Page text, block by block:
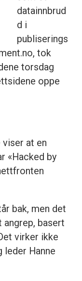
datainnbrud
d i
publiserings
tok
torsdag
oppe
viser at en
«Hacked by
bak, men det
basert
virker ikke
Hanne